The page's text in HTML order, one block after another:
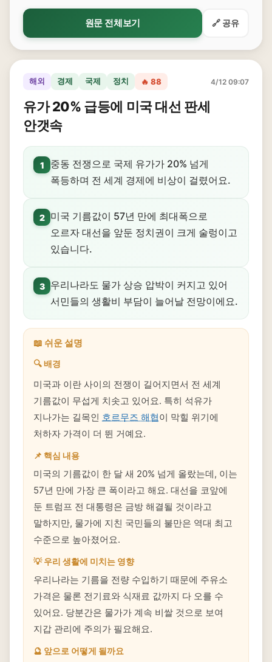
원문 전체보기 🔗 공유
해외 경제 국제 정치 🔥 88 4/12 09:07
유가 20% 급등에 미국 대선 판세
안갯속
1
중동 전쟁으로 국제 유가가 20% 넘게
폭등하며 전 세계 경제에 비상이 걸렸어요.
2
미국 기름값이 57년 만에 최대폭으로
오르자 대선을 앞둔 정치권이 크게 술렁이고
있습니다.
3
우리나라도 물가 상승 압박이 커지고 있어
서민들의 생활비 부담이 늘어날 전망이에요.
📖 쉬운 설명
🔍 배경
미국과 이란 사이의 전쟁이 길어지면서 전 세계
기름값이 무섭게 치솟고 있어요. 특히 석유가
지나가는 길목인 호르무즈 해협이 막힐 위기에
처하자 가격이 더 뛴 거예요.
📌 핵심 내용
미국의 기름값이 한 달 새 20% 넘게 올랐는데, 이는
57년 만에 가장 큰 폭이라고 해요. 대선을 코앞에
둔 트럼프 전 대통령은 금방 해결될 것이라고
말하지만, 물가에 지친 국민들의 불만은 역대 최고
수준으로 높아졌어요.
💡 우리 생활에 미치는 영향
우리나라는 기름을 전량 수입하기 때문에 주유소
가격은 물론 전기료와 식재료 값까지 다 오를 수
있어요. 당분간은 물가가 계속 비쌀 것으로 보여
지갑 관리에 주의가 필요해요.
🔮 앞으로 어떻게 될까요